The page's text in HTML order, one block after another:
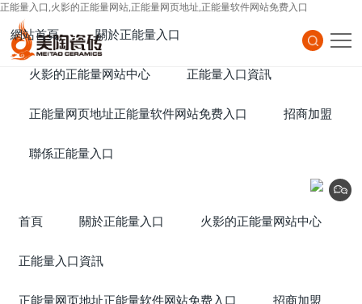
正能量入口,火影的正能量网站,正能量网页地址,正能量软件网站免费入口
網站首頁
Home
關於正能量入口
About Us
火影的正能量网站中心
Products
正能量入口資訊
News
正能量网页地址正能量软件网站免费入口
Project
招商加盟
聯係正能量入口
首頁 關於正能量入口 火影的正能量网站中心
正能量入口資訊
正能量网页地址正能量软件网站免费入口 招商加盟